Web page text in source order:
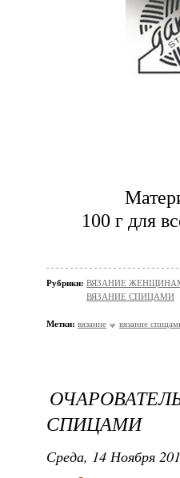
100 г для
Рубрики: ВЯЗАНИЕ ЖЕНЩИНАМ/
ВЯЗАНИЕ СПИЦАМИ
Метки: вязание вязание
СПИЦАМИ
Среда, 14 Ноября